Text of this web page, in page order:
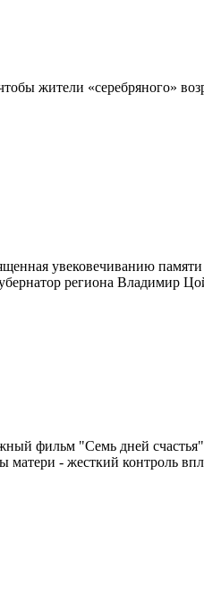
жители «серебряного»
увековечиванию
региона Владимир
фильм "Семь дней
матери - жесткий контроль